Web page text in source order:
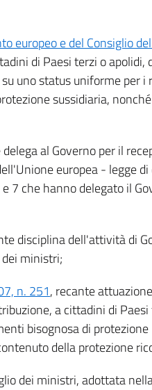
europeo e del Consiglio
di Paesi terzi o apolidi,
uno status uniforme per i
sussidiaria,
al Governo per il
europea - legge di
7 che hanno delegato il
disciplina dell'attività di
ministri;
n. 251, recante
a cittadini di Paesi
bisognosa di protezione
della protezione
dei ministri, adottata